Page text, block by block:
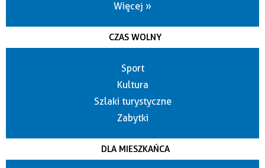
Więcej »
CZAS WOLNY
Sport
Kultura
Szlaki turystyczne
Zabytki
DLA MIESZKAŃCA